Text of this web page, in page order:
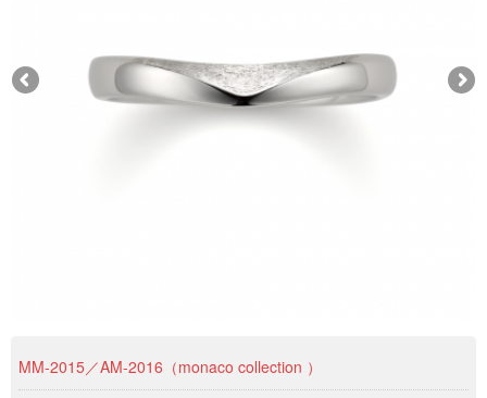
MM-2015／AM-2016（monaco collection ）